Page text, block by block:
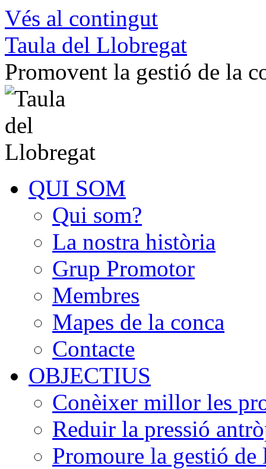
Vés al contingut
Taula del Llobregat
Promovent la gestió de la
QUI SOM
Qui som?
La nostra història
Grup Promotor
Membres
Mapes de la conca
Contacte
OBJECTIUS
Conèixer millor les
Reduir la pressió
Promoure la gestió